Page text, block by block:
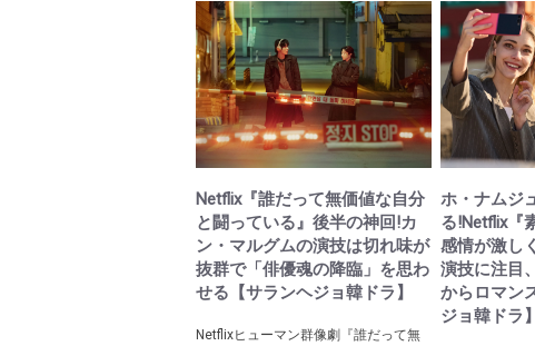
Netflix『誰だって無価値な自分
と闘っている』後半の神回!カ
ン・マルグムの演技は切れ味が
抜群で「俳優魂の降臨」を思わ
せる【サランヘジョ韓ドラ】
Netflixヒューマン群像劇『誰だって無
ホ・ナムジ
る!Netflix『
感情が激し
演技に注目
からロマン
ジョ韓ドラ】